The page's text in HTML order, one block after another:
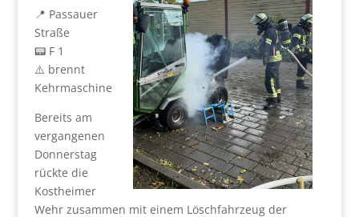
📍 Passauer
Straße
📟 F 1
⚠️ brennt
Kehrmaschine
Bereits am
vergangenen
Donnerstag
rückte die
Kostheimer
Wehr zusammen mit einem Löschfahrzeug der